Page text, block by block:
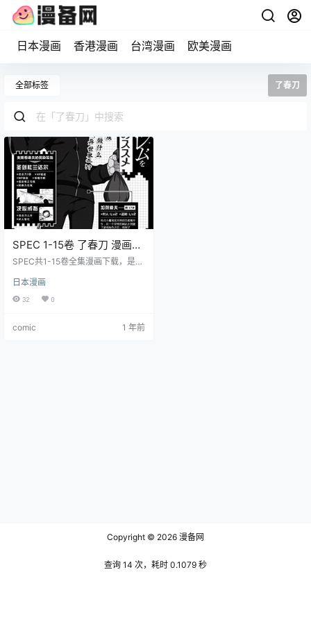
日本漫画 香港漫画 台湾漫画 欧美漫画
全部标签 了春刀
SPEC 1-15卷 了春刀 漫画百
度网盘下载
SPEC共1-15卷全集漫画下载，是一
弓絵的原案和里中静流的脚本。故
事围绕警视厅公安第五课的特别对
经历。
日本漫画
32 0
comic 1 年前
Copyright © 2026 漫备网
查询 14 次，耗时 0.1079 秒